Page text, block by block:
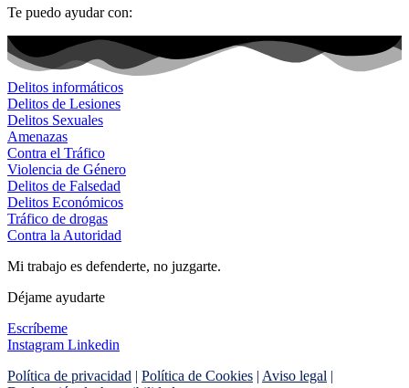
Te puedo ayudar con:
Delitos informáticos
Delitos de Lesiones
Delitos Sexuales
Amenazas
Contra el Tráfico
Violencia de Género
Delitos de Falsedad
Delitos Económicos
Tráfico de drogas
Contra la Autoridad
Mi trabajo es defenderte, no juzgarte.
Déjame ayudarte
Escríbeme
Instagram Linkedin
Política de privacidad | Política de Cookies | Aviso legal |